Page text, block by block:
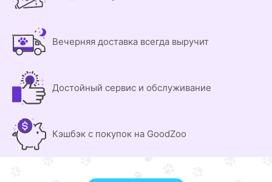
Вечерняя доставка всегда выручит
Достойный сервис и обслуживание
Кэшбэк с покупок на GoodZoo